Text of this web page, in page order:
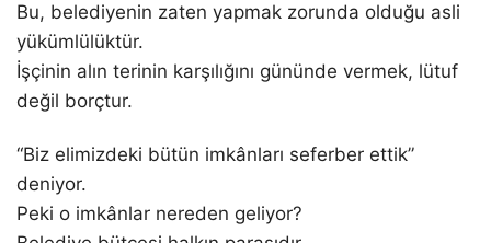
Bu, belediyenin zaten yapmak zorunda olduğu asli
yükümlülüktür.
İşçinin alın terinin karşılığını gününde vermek, lütuf
değil borçtur.
“Biz elimizdeki bütün imkânları seferber ettik”
deniyor.
Peki o imkânlar nereden geliyor?